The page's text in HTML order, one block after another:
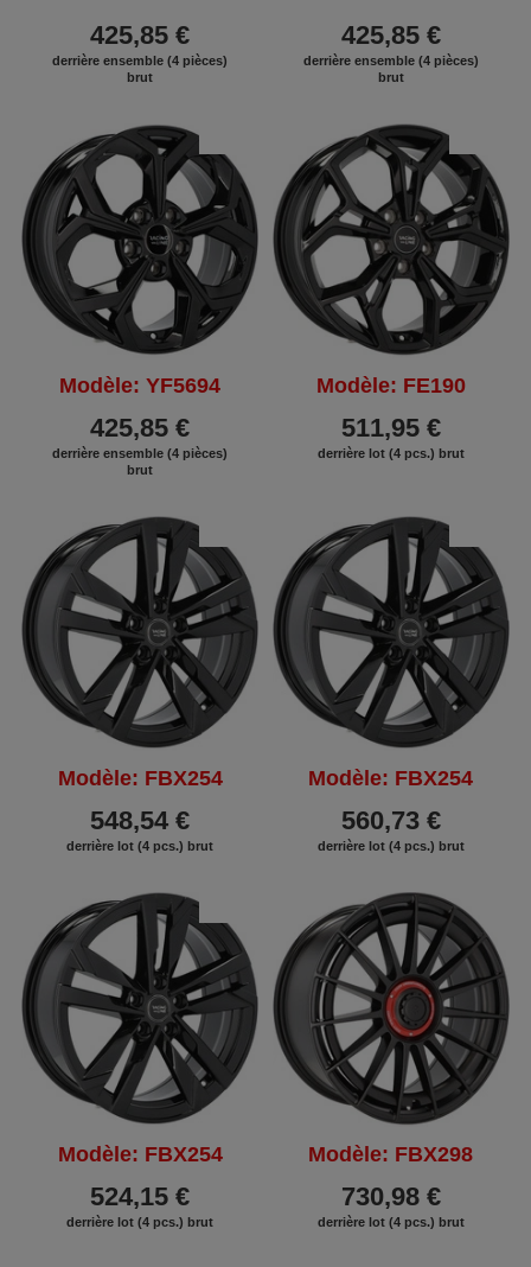
425,85 €
derrière ensemble (4 pièces)
brut
425,85 €
derrière ensemble (4 pièces)
brut
Modèle: YF5694
425,85 €
derrière ensemble (4 pièces)
brut
Modèle: FE190
511,95 €
derrière lot (4 pcs.) brut
Modèle: FBX254
548,54 €
derrière lot (4 pcs.) brut
Modèle: FBX254
560,73 €
derrière lot (4 pcs.) brut
Modèle: FBX254
524,15 €
derrière lot (4 pcs.) brut
Modèle: FBX298
730,98 €
derrière lot (4 pcs.) brut